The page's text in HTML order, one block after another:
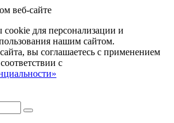
веб-сайте
для персонализации и
нашим сайтом.
вы соглашаетесь с применением
с